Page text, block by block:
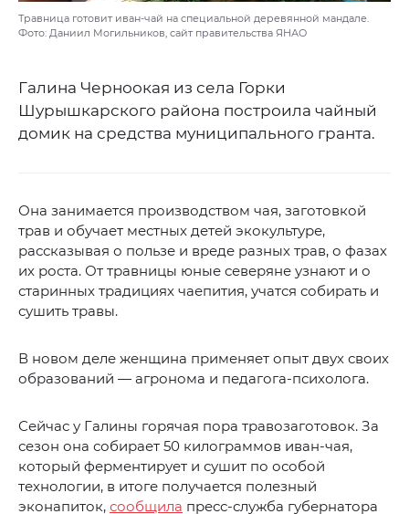
Травница готовит иван-чай на специальной деревянной мандале.
Фото: Даниил Могильников, сайт правительства ЯНАО
Галина Черноокая из села Горки
Шурышкарского района построила чайный
домик на средства муниципального гранта.
Она занимается производством чая, заготовкой
трав и обучает местных детей экокультуре,
рассказывая о пользе и вреде разных трав, о фазах
их роста. От травницы юные северяне узнают и о
старинных традициях чаепития, учатся собирать и
сушить травы.
В новом деле женщина применяет опыт двух своих
образований — агронома и педагога-психолога.
Сейчас у Галины горячая пора травозаготовок. За
сезон она собирает 50 килограммов иван-чая,
который ферментирует и сушит по особой
технологии, в итоге получается полезный
эконапиток, сообщила пресс-служба губернатора